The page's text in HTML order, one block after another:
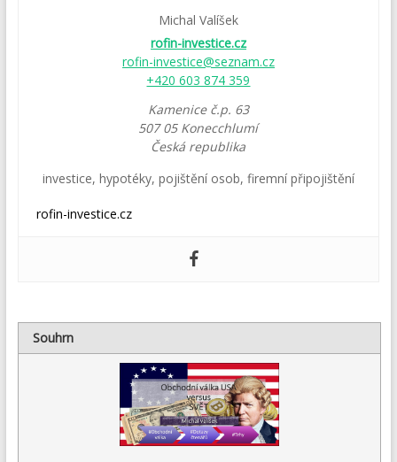
Michal Valíšek
rofin-investice.cz
rofin-investice@seznam.cz
+420 603 874 359
Kamenice č.p. 63
507 05 Konecchlumí
Česká republika
investice, hypotéky, pojištění osob, firemní připojištění
rofin-investice.cz
Souhrn